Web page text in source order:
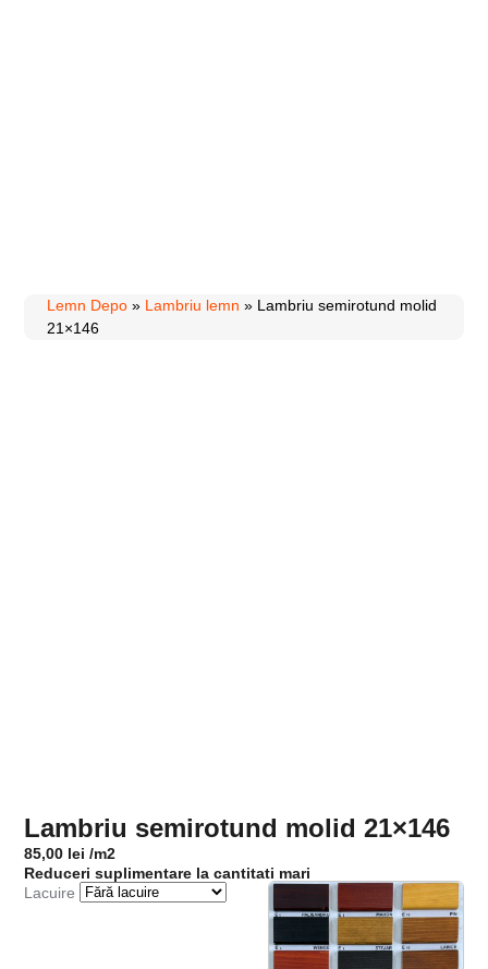
Lemn Depo» Lambriu lemn » Lambriu semirotund molid
21×146
Lambriu semirotund molid 21×146
85,00 lei /m2
Reduceri suplimentare la cantitati mari
Lacuire